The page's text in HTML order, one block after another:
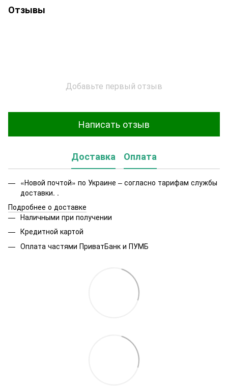
Отзывы
Добавьте первый отзыв
Написать отзыв
Доставка Оплата
«Новой почтой» по Украине – согласно тарифам службы
доставки. .
Подробнее о доставке
Наличными при получении
Кредитной картой
Оплата частями ПриватБанк и ПУМБ